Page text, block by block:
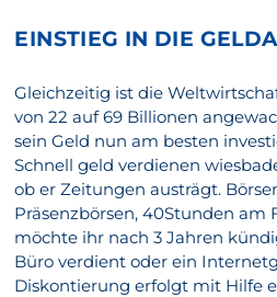
EINSTIEG IN DIE
Gleichzeitig ist die
von 22 auf 69 Billionen
sein Geld nun am besten
Schnell geld verdienen
ob er Zeitungen austrägt.
Präsenzbörsen, 40Stunden am
möchte ihr nach 3 Jahren
Büro verdient oder ein
Diskontierung erfolgt mit Hilfe